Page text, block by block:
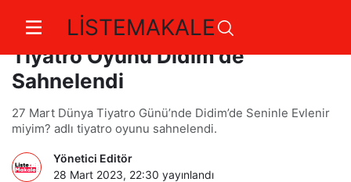
LİSTEMAKALE
Seninle Evlenir miyim ? Adlı
Tiyatro Oyunu Didim'de
Sahnelendi
27 Mart Dünya Tiyatro Günü’nde Didim’de Seninle Evlenir
miyim? adlı tiyatro oyunu sahnelendi.
Yönetici Editör
28 Mart 2023, 22:30 yayınlandı